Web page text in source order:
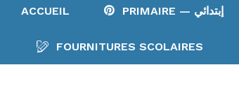
ACCUEIL PRIMAIRE — إبتدائي
FOURNITURES SCOLAIRES